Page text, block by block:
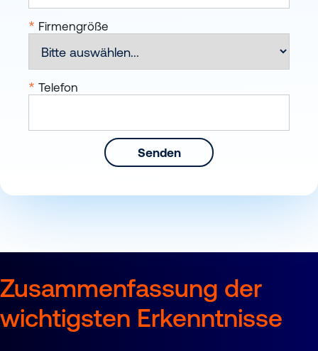
* Firmengröße
* Telefon
Senden
Zusammenfassung der
wichtigsten Erkenntnisse